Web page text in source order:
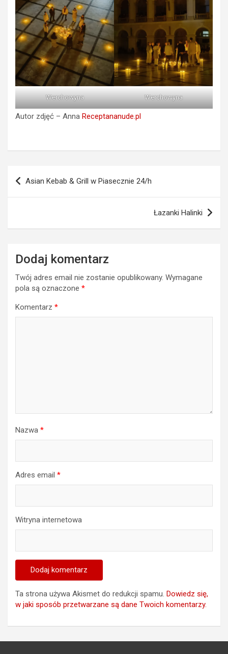
Werchowyna Werchowyna
Autor zdjęć – Anna Receptananude.pl
Nawigacja
wpisu
⁦Asian Kebab & Grill w Piasecznie 24/h
Łazanki Halinki
Dodaj komentarz
Twój adres email nie zostanie opublikowany. Wymagane
pola są oznaczone *
Komentarz *
Nazwa *
Adres email *
Witryna internetowa
Ta strona używa Akismet do redukcji spamu. Dowiedz się,
w jaki sposób przetwarzane są dane Twoich komentarzy.